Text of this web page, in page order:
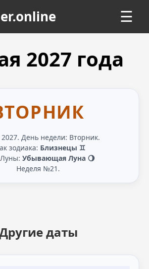
☰
2027 года
День недели: Вторник.
зодиака: Близнецы ♊
Убывающая Луна 🌖
Неделя №21.
даты